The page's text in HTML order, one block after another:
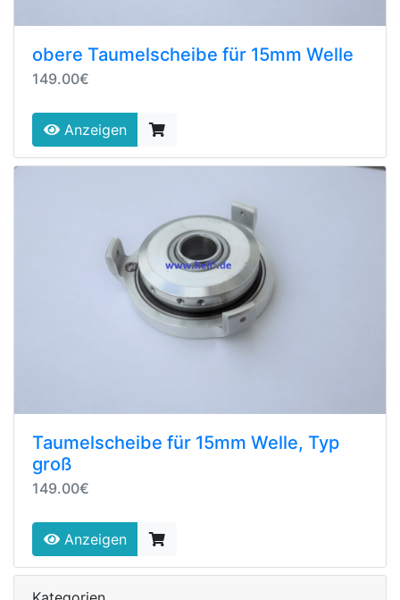
obere Taumelscheibe für 15mm Welle
149.00€
Anzeigen
Taumelscheibe für 15mm Welle, Typ
groß
149.00€
Anzeigen